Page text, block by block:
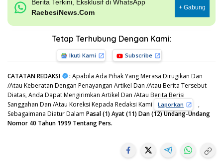
Berita Terkini, Eksklusif di WhatsApp
RaebesiNews.Com
+ Gabung
Tetap Terhubung Dengan Kami:
Ikuti Kami Subscribe
CATATAN REDAKSI : Apabila Ada Pihak Yang Merasa Dirugikan Dan
/Atau Keberatan Dengan Penayangan Artikel Dan /Atau Berita Tersebut
Diatas, Anda Dapat Mengirimkan Artikel Dan /Atau Berita Berisi
Sanggahan Dan /Atau Koreksi Kepada Redaksi Kami
Laporkan
,
Sebagaimana Diatur Dalam Pasal (1) Ayat (11) Dan (12) Undang-Undang
Nomor 40 Tahun 1999 Tentang Pers.